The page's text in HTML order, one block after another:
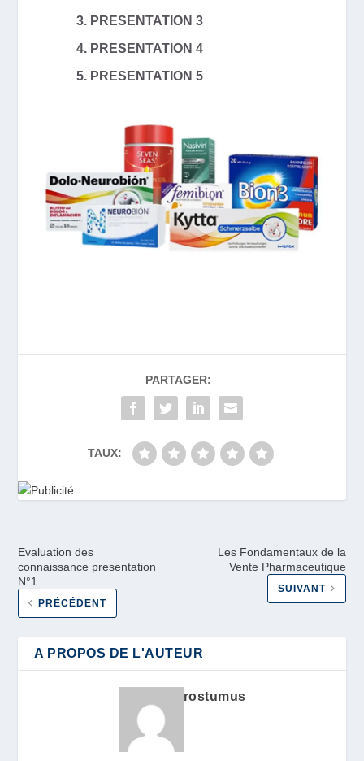
PRESENTATION 3
PRESENTATION 4
PRESENTATION 5
PARTAGER:
TAUX:
Evaluation des
connaissance presentation
N°1
PRÉCÉDENT
Les Fondamentaux de la
Vente Pharmaceutique
SUIVANT
A PROPOS DE L'AUTEUR
rostumus